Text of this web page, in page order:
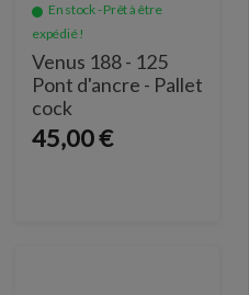
En stock - Prêt à être
expédié !
Venus 188 - 125
Pont d'ancre - Pallet
cock
45,00 €